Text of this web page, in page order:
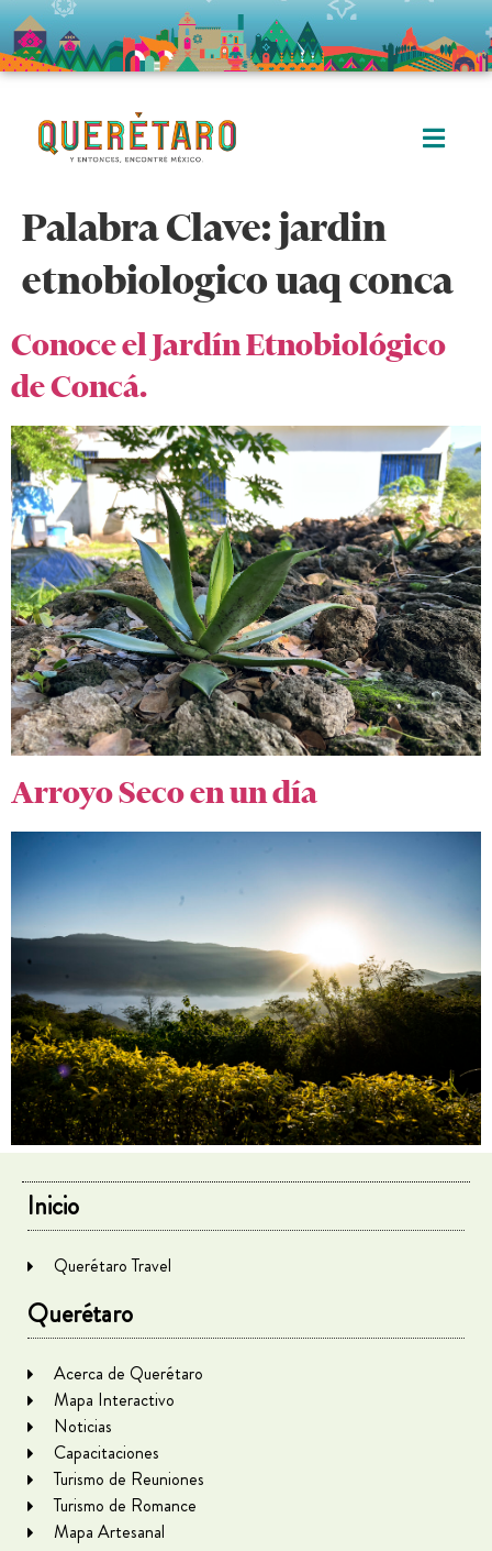
Palabra Clave:jardin
etnobiologico uaq conca
Conoce el Jardín Etnobiológico
de Concá.
Arroyo Seco en un día
Inicio
Querétaro Travel
Querétaro
Acerca de Querétaro
Mapa Interactivo
Noticias
Capacitaciones
Turismo de Reuniones
Turismo de Romance
Mapa Artesanal